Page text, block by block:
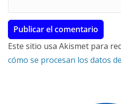
Este sitio usa Akismet para
cómo se procesan los datos